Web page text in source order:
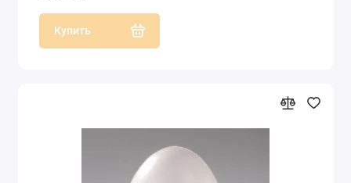
Купить